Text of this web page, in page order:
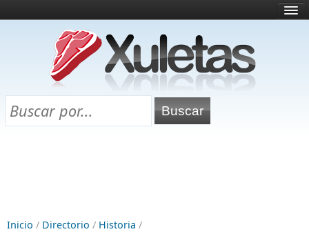
¿Qué es esto?
Directorio
Chuletas para exámenes
Inicio / Directorio / Historia /